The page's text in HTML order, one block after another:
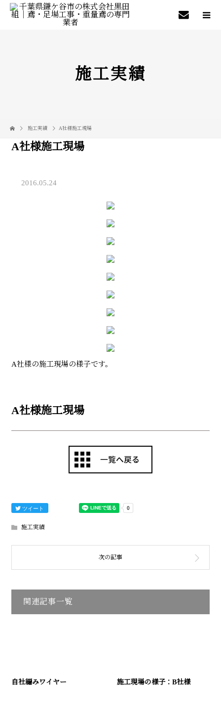
施工実績
施工実績 A社様施工現場
A社様施工現場
2016.05.24
A社様の施工現場の様子です。
A社様施工現場
ツイート
施工実績
関連記事一覧
自社編みワイヤー 施工現場の様子：B社様